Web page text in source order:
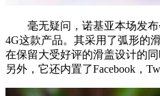
毫无疑问，诺基亚本场发布
4G这款产品。其采用了弧形的
在保留大受好评的滑盖设计的同
另外，它还内置了Facebook，